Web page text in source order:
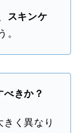
スキンケ
。
きか？
く異なり